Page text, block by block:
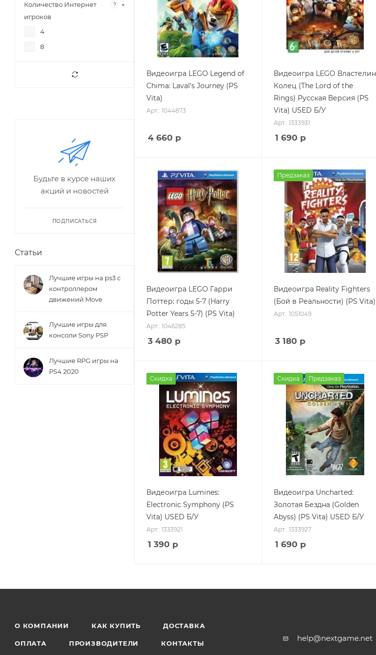
Видеоигра LEGO Legend of
Chima: Laval’s Journey (PS
Vita)
Арт.: 1044873
4 660 р
Видеоигра LEGO Властелин
Колец (The Lord of the
Rings) Русская Версия (PS
Vita) USED Б/У
Арт.: 1333931
1 690 р
Видеоигра LEGO Гарри
Поттер: годы 5-7 (Harry
Potter Years 5-7) (PS Vita)
Арт.: 1046285
3 480 р
Предзаказ
Видеоигра Reality Fighters
(Бой в Реальности) (PS Vita)
Арт.: 1051049
3 180 р
Скидка
Видеоигра Lumines:
Electronic Symphony (PS
Vita) USED Б/У
Арт.: 1333921
1 390 р
Скидка Предзаказ
Видеоигра Uncharted:
Золотая Бездна (Golden
Abyss) (PS Vita) USED Б/У
Арт.: 1333927
1 690 р
Количество Интернет
игроков
?
4
8
Будьте в курсе наших
акций и новостей
ПОДПИСАТЬСЯ
Статьи
Лучшие игры на ps3 с
контроллером
движений Move
Лучшие игры для
консоли Sony PSP
Лучшие RPG игры на
PS4 2020
О КОМПАНИИ КАК КУПИТЬ ДОСТАВКА
ОПЛАТА ПРОИЗВОДИТЕЛИ КОНТАКТЫ
help@nextgame.net